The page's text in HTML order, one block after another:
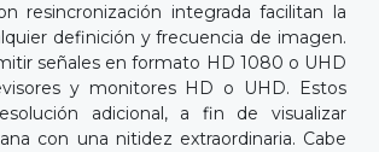
resincronización integrada facilitan la
definición y frecuencia de imagen.
señales en formato HD 1080 o UHD
y monitores HD o UHD. Estos
adicional, a fin de visualizar
con una nitidez extraordinaria. Cabe